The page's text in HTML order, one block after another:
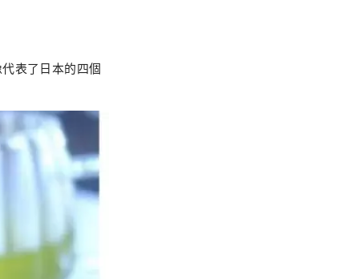
表了日本的四個